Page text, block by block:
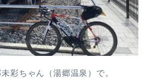
彩ちゃん（湯郷温泉）で。